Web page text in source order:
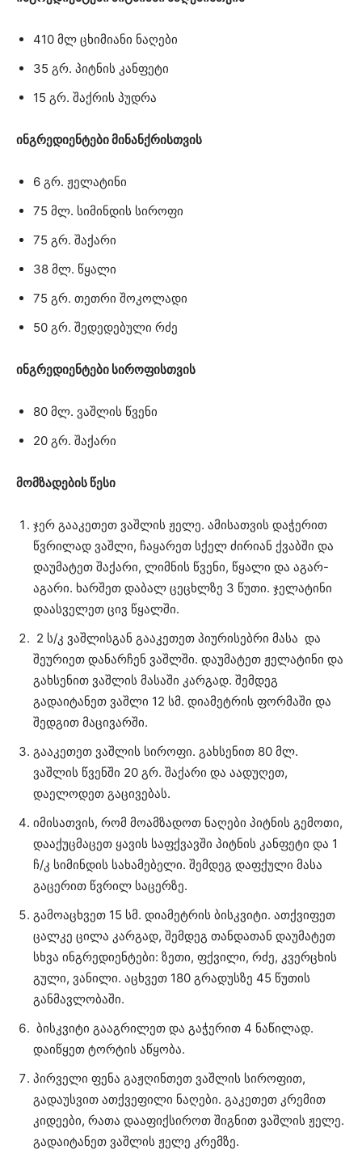
410 მლ ცხიმიანი ნაღები
35 გრ. პიტნის კანფეტი
15 გრ. შაქრის პუდრა
ინგრედიენტები მინანქრისთვის
6 გრ. ჟელატინი
75 მლ. სიმინდის სიროფი
75 გრ. შაქარი
38 მლ. წყალი
75 გრ. თეთრი შოკოლადი
50 გრ. შედედებული რძე
ინგრედიენტები სიროფისთვის
80 მლ. ვაშლის წვენი
20 გრ. შაქარი
მომზადების წესი
ჯერ გააკეთეთ ვაშლის ჟელე. ამისათვის დაჭერით
წვრილად ვაშლი, ჩაყარეთ სქელ ძირიან ქვაბში და
დაუმატეთ შაქარი, ლიმნის წვენი, წყალი და აგარ-
აგარი. ხარშეთ დაბალ ცეცხლზე 3 წუთი. ჯელატინი
დაასველეთ ცივ წყალში.
2 ს/კ ვაშლისგან გააკეთეთ პიურისებრი მასა და
შეურიეთ დანარჩენ ვაშლში. დაუმატეთ ჟელატინი და
გახსენით ვაშლის მასაში კარგად. შემდეგ
გადაიტანეთ ვაშლი 12 სმ. დიამეტრის ფორმაში და
შედგით მაცივარში.
გააკეთეთ ვაშლის სიროფი. გახსენით 80 მლ.
ვაშლის წვენში 20 გრ. შაქარი და აადუღეთ,
დაელოდეთ გაცივებას.
იმისათვის, რომ მოამზადოთ ნაღები პიტნის გემოთი,
დააქუცმაცეთ ყავის საფქვავში პიტნის კანფეტი და 1
ჩ/კ სიმინდის სახამებელი. შემდეგ დაფქული მასა
გაცერით წვრილ საცერზე.
გამოაცხვეთ 15 სმ. დიამეტრის ბისკვიტი. ათქვიფეთ
ცალკე ცილა კარგად, შემდეგ თანდათან დაუმატეთ
სხვა ინგრედიენტები: ზეთი, ფქვილი, რძე, კვერცხის
გული, ვანილი. აცხვეთ 180 გრადუსზე 45 წუთის
განმავლობაში.
ბისკვიტი გააგრილეთ და გაჭერით 4 ნაწილად.
დაიწყეთ ტორტის აწყობა.
პირველი ფენა გაჟღინთეთ ვაშლის სიროფით,
გადაუსვით ათქვეფილი ნაღები. გაკეთეთ კრემით
კიდეები, რათა დააფიქსიროთ შიგნით ვაშლის ჟელე.
გადაიტანეთ ვაშლის ჟელე კრემზე.